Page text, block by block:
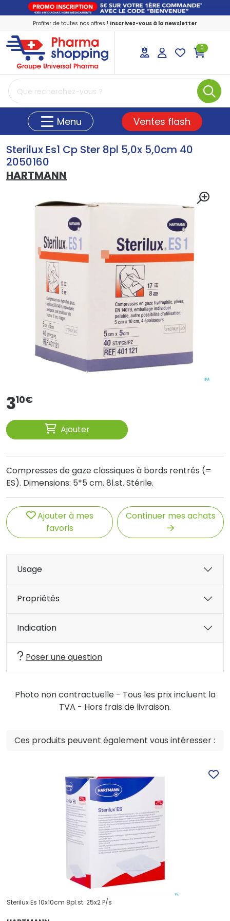
Profiter de toutes nos offres ! Inscrivez-vous à la newsletter
PharmaShopping Votre pharmacie en
0
Menu Ventes flash
Sterilux Es1 Cp Ster 8pl 5,0x 5,0cm 40
2050160
HARTMANN
310€
Ajouter
Compresses de gaze classiques à bords rentrés (=
ES). Dimensions: 5*5 cm. 8l.st. Stérile.
Ajouter à mes
favoris
Continuer mes achats
Usage
Propriétés
Indication
Poser une question
Photo non contractuelle - Tous les prix incluent la
TVA - Hors frais de livraison.
Ces produits peuvent également vous intéresser :
Sterilux Es 10x10cm 8pl.st. 25x2 P/s